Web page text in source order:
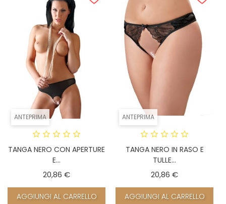
ANTEPRIMA
TANGA NERO CON APERTURE
E...
20,86 €Prezzo
AGGIUNGI AL CARRELLO
ANTEPRIMA
TANGA NERO IN RASO E
TULLE...
20,86 €Prezzo
AGGIUNGI AL CARRELLO